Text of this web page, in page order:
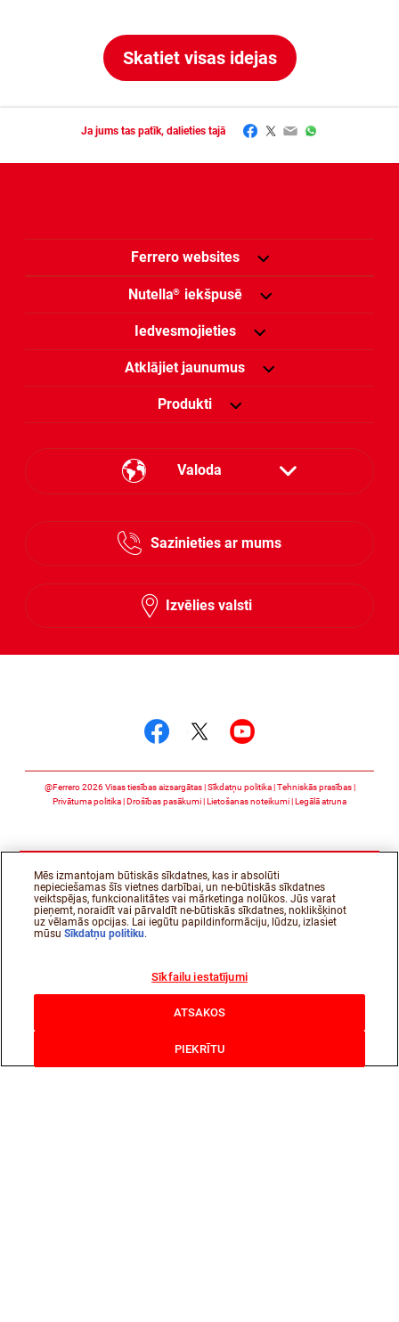
Skatiet visas idejas
Ja jums tas patīk, dalieties tajā Facebook
Twitter
EmailWhatsApp
Ferrero websites
Nutella® iekšpusē
Iedvesmojieties
Atklājiet jaunumus
Produkti
Valoda
Estonian
Latvian
Sazinieties ar mums
Izvēlies valsti
@Ferrero 2026 Visas tiesības aizsargātas Sīkdatņu politika Tehniskās prasības
Privātuma politika Drošības pasākumi Lietošanas noteikumi Legālā atruna
Mēs izmantojam būtiskās sīkdatnes, kas ir absolūti
nepieciešamas šīs vietnes darbībai, un ne-būtiskās sīkdatnes
veiktspējas, funkcionalitātes vai mārketinga nolūkos. Jūs varat
pieņemt, noraidīt vai pārvaldīt ne-būtiskās sīkdatnes, noklikšķinot
uz vēlamās opcijas. Lai iegūtu papildinformāciju, lūdzu, izlasiet
mūsuSīkdatņu politiku.
Sīkfailu iestatījumi
ATSAKOS
PIEKRĪTU